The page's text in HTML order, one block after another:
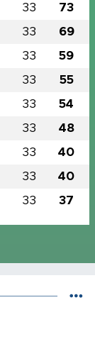
33 73
33 69
33 59
33 55
33 54
33 48
33 40
33 40
33 37